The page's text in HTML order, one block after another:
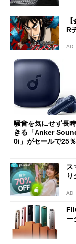
R
AD
騒音を気にせず長
きる「Anker
0i」がセールで25
ス
り
AD
ー